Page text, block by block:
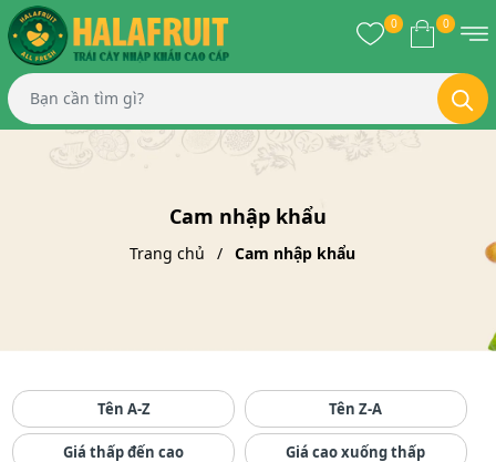
0 0
Cam nhập khẩu
Trang chủ Cam nhập khẩu
Tên A-Z Tên Z-A
Giá thấp đến cao Giá cao xuống thấp